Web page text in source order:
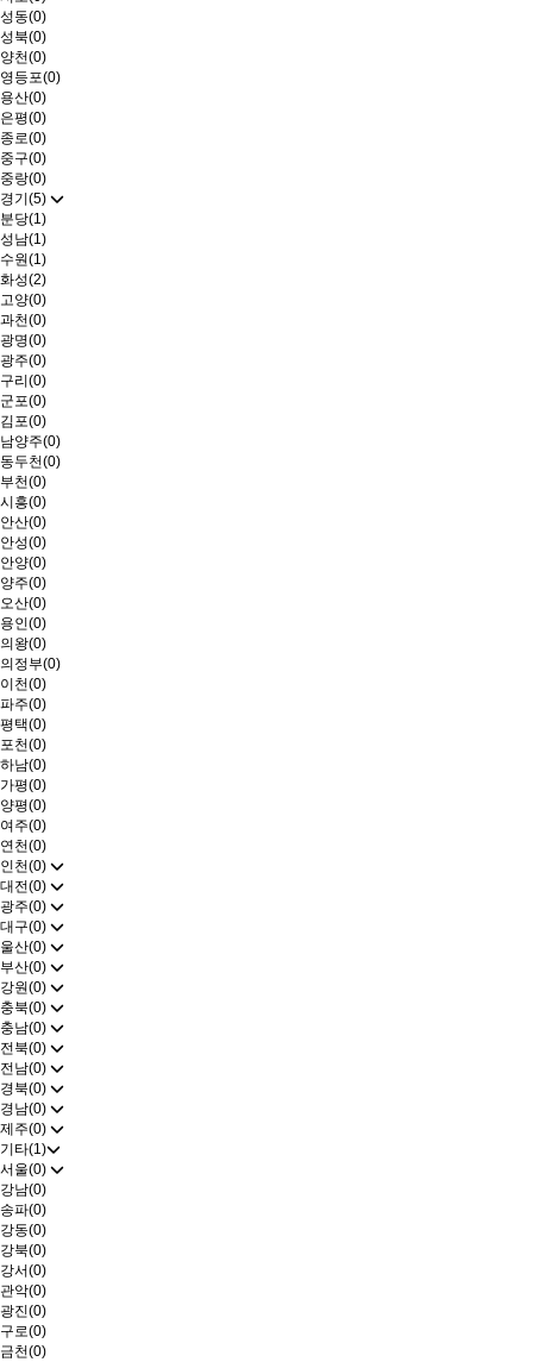
성동(0)
성북(0)
양천(0)
영등포(0)
용산(0)
은평(0)
종로(0)
중구(0)
중랑(0)
경기(5)
분당(1)
성남(1)
수원(1)
화성(2)
고양(0)
과천(0)
광명(0)
광주(0)
구리(0)
군포(0)
김포(0)
남양주(0)
동두천(0)
부천(0)
시흥(0)
안산(0)
안성(0)
안양(0)
양주(0)
오산(0)
용인(0)
의왕(0)
의정부(0)
이천(0)
파주(0)
평택(0)
포천(0)
하남(0)
가평(0)
양평(0)
여주(0)
연천(0)
인천(0)
대전(0)
광주(0)
대구(0)
울산(0)
부산(0)
강원(0)
충북(0)
충남(0)
전북(0)
전남(0)
경북(0)
경남(0)
제주(0)
기타(1)
서울(0)
강남(0)
송파(0)
강동(0)
강북(0)
강서(0)
관악(0)
광진(0)
구로(0)
금천(0)